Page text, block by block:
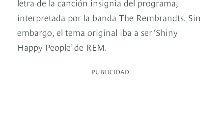
interpretada por la banda The Rembrandts. Sin
embargo, el tema original iba a ser ‘Shiny
Happy People’ de REM.
PUBLICIDAD